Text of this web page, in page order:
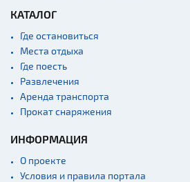
КАТАЛОГ
Где остановиться
Места отдыха
Где поесть
Развлечения
Аренда транспорта
Прокат снаряжения
ИНФОРМАЦИЯ
О проекте
Условия и правила портала